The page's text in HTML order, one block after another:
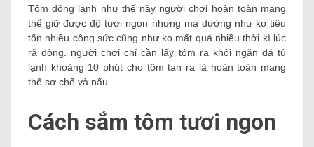
Tôm đông lạnh như thế này người chơi hoàn toàn mang
thể giữ được độ tươi ngon nhưng mà dường như ko tiêu
tốn nhiều công sức cũng như ko mất quá nhiều thời kì lúc
rã đông. người chơi chỉ cần lấy tôm ra khỏi ngăn đá tủ
lạnh khoảng 10 phút cho tôm tan ra là hoàn toàn mang
thể sơ chế và nấu.
Cách sắm tôm tươi ngon